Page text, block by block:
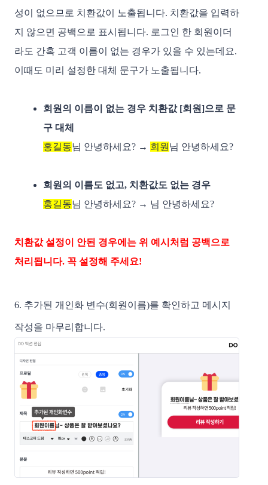
성이 없으므로 치환값이 노출됩니다. 치환값을 입력하
지 않으면 공백으로 표시됩니다. 로그인 한 회원이더
라도 간혹 고객 이름이 없는 경우가 있을 수 있는데요.
이때도 미리 설정한 대체 문구가 노출됩니다.
회원의 이름이 없는 경우 치환값 [회원]으로 문
구 대체
홍길동님 안녕하세요? → 회원 님 안녕하세요?
회원의 이름도 없고, 치환값도 없는 경우
홍길동님 안녕하세요? → 님 안녕하세요?
치환값 설정이 안된 경우에는 위 예시처럼 공백으로
처리됩니다. 꼭 설정해 주세요!
6. 추가된 개인화 변수(회원이름)를 확인하고 메시지
작성을 마무리합니다.